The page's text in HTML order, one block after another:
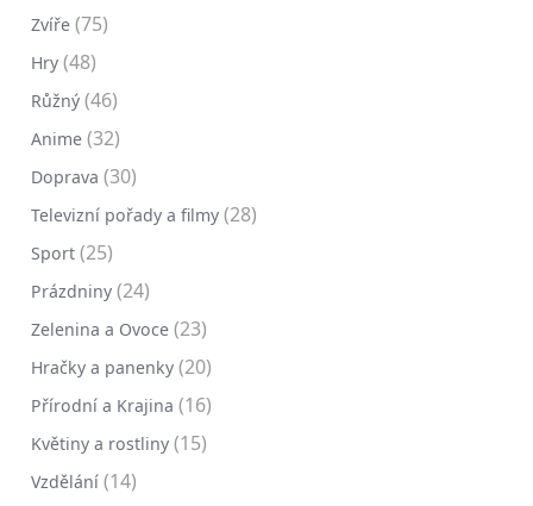
Zvíře (75)
Hry (48)
Růžný (46)
Anime (32)
Doprava (30)
Televizní pořady a filmy (28)
Sport (25)
Prázdniny (24)
Zelenina a Ovoce (23)
Hračky a panenky (20)
Přírodní a Krajina (16)
Květiny a rostliny (15)
Vzdělání (14)